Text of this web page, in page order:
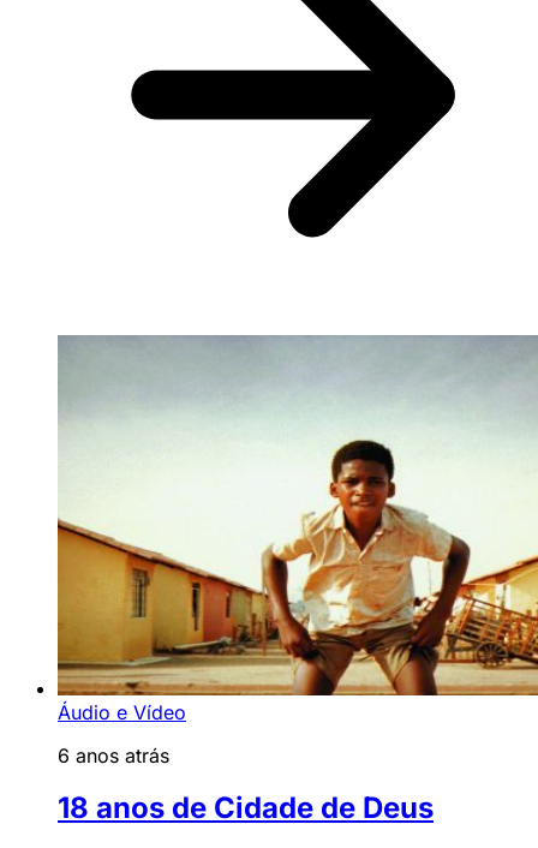
Áudio e Vídeo
6 anos atrás
18 anos de Cidade de Deus